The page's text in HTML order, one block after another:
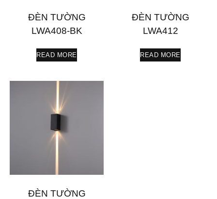
ĐÈN TƯỜNG
LWA408-BK
READ MORE
ĐÈN TƯỜNG
LWA412
READ MORE
ĐÈN TƯỜNG